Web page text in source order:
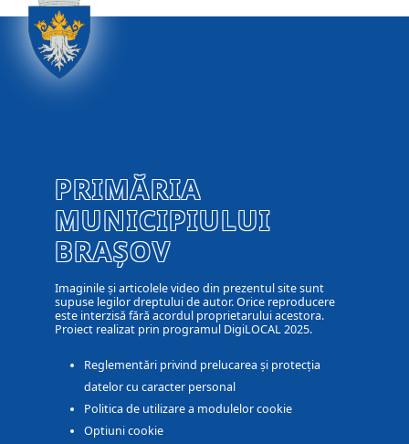
PRIMĂRIA
MUNICIPIULUI
BRAȘOV
Imaginile și articolele video din prezentul site sunt
supuse legilor dreptului de autor. Orice reproducere
este interzisă fără acordul proprietarului acestora.
Proiect realizat prin programul DigiLOCAL 2025.
Reglementări privind prelucarea și protecția
datelor cu caracter personal
Politica de utilizare a modulelor cookie
Optiuni cookie